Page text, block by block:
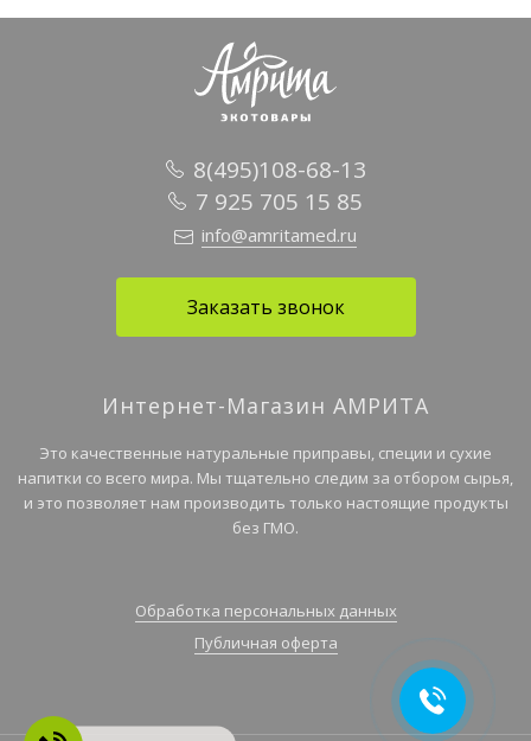
8(495)108-68-13
7 925 705 15 85
info@amritamed.ru
Заказать звонок
Интернет-Магазин АМРИТА
Это качественные натуральные приправы, специи и сухие
напитки со всего мира. Мы тщательно следим за отбором сырья,
и это позволяет нам производить только настоящие продукты
без ГМО.
Обработка персональных данных
Публичная оферта